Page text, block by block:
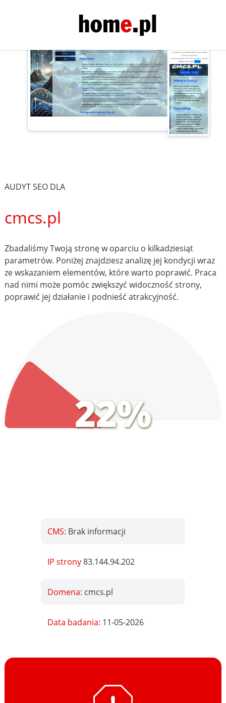
AUDYT SEO DLA
cmcs.pl
Zbadaliśmy Twoją stronę w oparciu o kilkadziesiąt
parametrów. Poniżej znajdziesz analizę jej kondycji wraz
ze wskazaniem elementów, które warto poprawić. Praca
nad nimi może pomóc zwiększyć widoczność strony,
poprawić jej działanie i podnieść atrakcyjność.
22%
CMS: Brak informacji
IP strony83.144.94.202
Domena: cmcs.pl
Data badania: 11-05-2026